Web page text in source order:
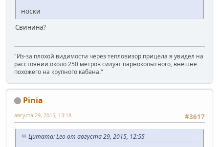
носки
Свинина?
"Из-за плохой видимости через тепловизор прицела я увидел на
расстоянии около 250 метров силуэт парнокопытного, внешне
похожего на крупного кабана."
Pinia
#3617
августа 29, 2015, 13:18
Цитата: Leo от августа 29, 2015, 12:55